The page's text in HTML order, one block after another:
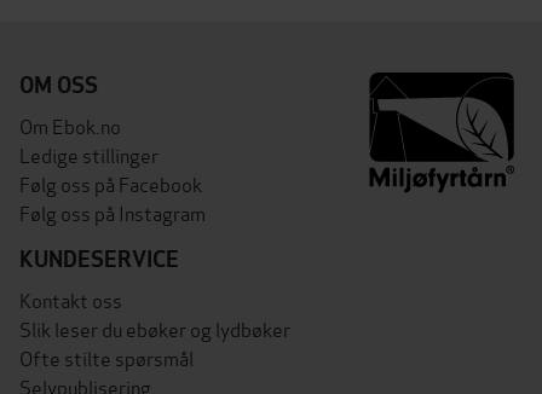
OM OSS
Om Ebok.no
Ledige stillinger
Følg oss på Facebook
Følg oss på Instagram
KUNDESERVICE
Kontakt oss
Slik leser du ebøker og lydbøker
Ofte stilte spørsmål
Selvpublisering